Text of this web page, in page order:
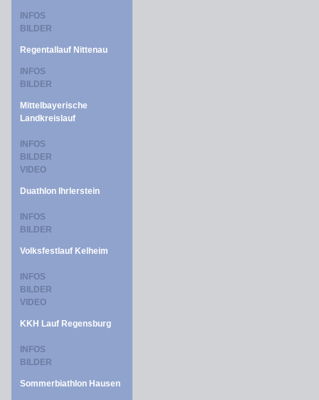
INFOS
BILDER
Regentallauf Nittenau
INFOS
BILDER
Mittelbayerische
Landkreislauf
INFOS
BILDER
VIDEO
Duathlon Ihrlerstein
INFOS
BILDER
Volksfestlauf Kelheim
INFOS
BILDER
VIDEO
KKH Lauf Regensburg
INFOS
BILDER
Sommerbiathlon Hausen